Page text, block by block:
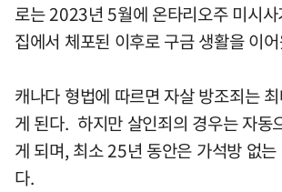
로는 2023년 5월에 온타리오주 미시사
집에서 체포된 이후로 구금 생활을 이
캐나다 형법에 따르면 자살 방조죄는
게 된다. 하지만 살인죄의 경우는 자동
게 되며, 최소 25년 동안은 가석방 없
다.